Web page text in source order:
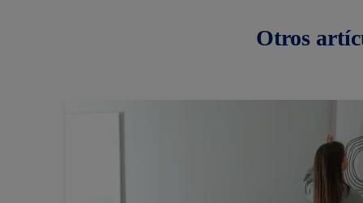
Otros